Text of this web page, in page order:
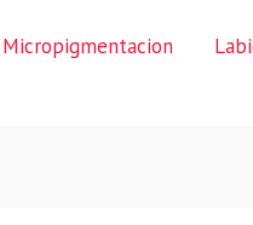
Micropigmentacion